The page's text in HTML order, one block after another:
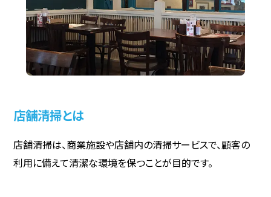
店舗清掃とは
店舗清掃は、商業施設や店舗内の清掃サービスで、顧客の
利用に備えて清潔な環境を保つことが目的です。